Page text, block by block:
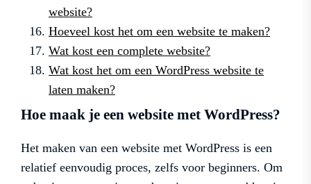
website?
Hoeveel kost het om een website te maken?
Wat kost een complete website?
Wat kost het om een WordPress website te
laten maken?
Hoe maak je een website met WordPress?
Het maken van een website met WordPress is een
relatief eenvoudig proces, zelfs voor beginners. Om